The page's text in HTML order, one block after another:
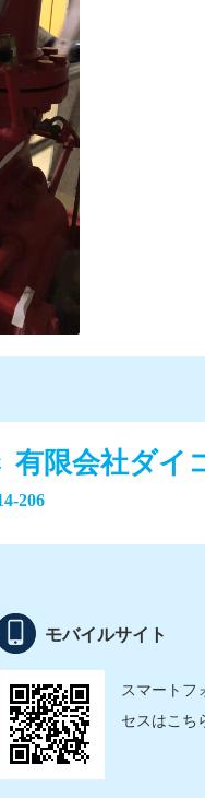
有限会社ダイ
206
モバイルサイト
スマートフ
セスはこち